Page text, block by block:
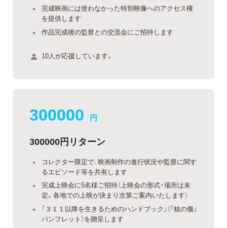
完成映画には使わなかった特別映像へのアクセス権
を提供します
作品完成後の監督との交流会にご招待します
10人が応援しています。
300000 円
300000円リターン
コレクター限定で、映画制作の進行状況や監督に関す
るエピソード等を共有します
完成上映会に5名様ご招待（上映会の形式・場所は未
定。各地での上映が決まり次第ご案内いたします）
「３１１以降を生きるためのハンドブック」（「核の傷」
パンフレット）を贈呈します